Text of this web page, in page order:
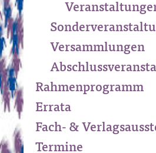
Versammlungen
Rahmenprogramm
Errata
Fach- &
Termine